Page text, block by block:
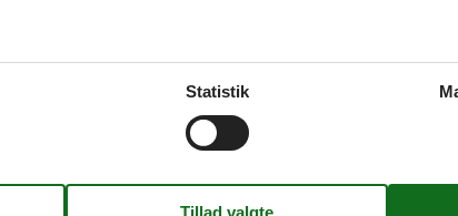
Statistik